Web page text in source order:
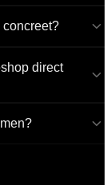
concreet?
direct